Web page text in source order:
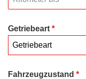
Getriebeart *
Getriebeart
Fahrzeugzustand *